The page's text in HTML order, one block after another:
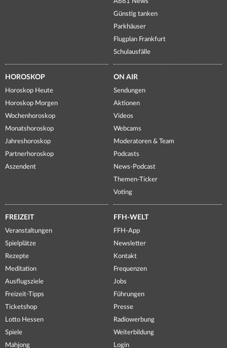
A661 News
Günstig tanken
Parkhäuser
Flugplan Frankfurt
Schulausfälle
HOROSKOP
Horoskop Heute
Horoskop Morgen
Wochenhoroskop
Monatshoroskop
Jahreshoroskop
Partnerhoroskop
Aszendent
ON AIR
Sendungen
Aktionen
Videos
Webcams
Moderatoren & Team
Podcasts
News-Podcast
Themen-Ticker
Voting
FREIZEIT
Veranstaltungen
Spielplätze
Rezepte
Meditation
Ausflugsziele
Freizeit-Tipps
Ticketshop
Lotto Hessen
Spiele
Mahjong
FFH-WELT
FFH-App
Newsletter
Kontakt
Frequenzen
Jobs
Führungen
Presse
Radiowerbung
Weiterbildung
Login